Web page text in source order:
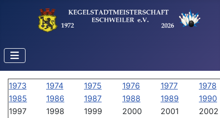
1973 1974 1975 1976 1977
1978
1985
1986 1987 1988 1989
1990
1997
1998 1999 2000 2001
2002